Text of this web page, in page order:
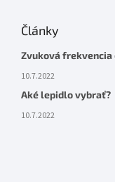
Články
Zvuková
10.7.2022
Aké lepidlo vybrať?
10.7.2022